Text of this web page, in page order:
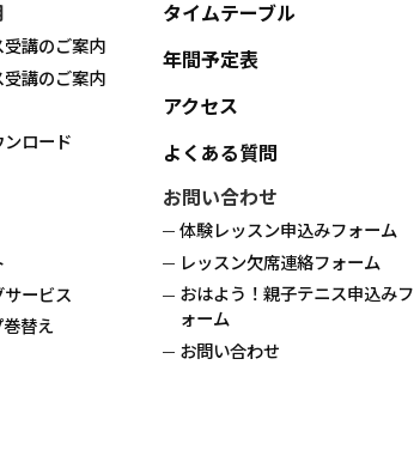
講のご案内
受講のご案内
ロード
サービス
替え
タイムテーブル
年間予定表
アクセス
よくある質問
お問い合わせ
体験レッスン申込みフォーム
レッスン欠席連絡フォーム
おはよう！親子テニス申込みフ
ォーム
お問い合わせ